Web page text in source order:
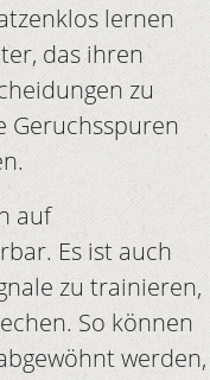
lernen
das ihren
zu
Geruchsspuren
auf
Es ist auch
zu trainieren,
So können
werden,